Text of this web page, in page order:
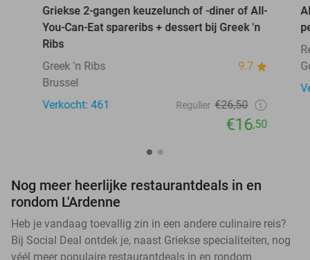
Griekse 2-gangen keuzelunch of -diner of All-
You-Can-Eat spareribs + dessert bij Greek 'n
Ribs
Greek 'n Ribs
9.7
Brussel
Verkocht: 461
Regulier €26,50
€16,50
Nog meer heerlijke restaurantdeals in en
rondom L'Ardenne
Heb je vandaag toevallig zin in een andere culinaire reis?
Bij Social Deal ontdek je, naast Griekse specialiteiten, nog
véél meer populaire restaurantdeals in en rondom